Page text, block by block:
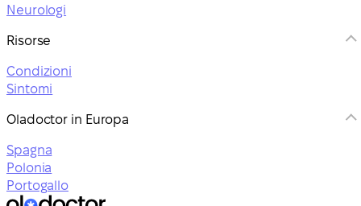
Neurologi
Risorse
Condizioni
Sintomi
Oladoctor in Europa
Spagna
Polonia
Portogallo